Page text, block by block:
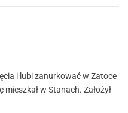
i lubi zanurkować w Zatoce
mieszkał w Stanach. Założył